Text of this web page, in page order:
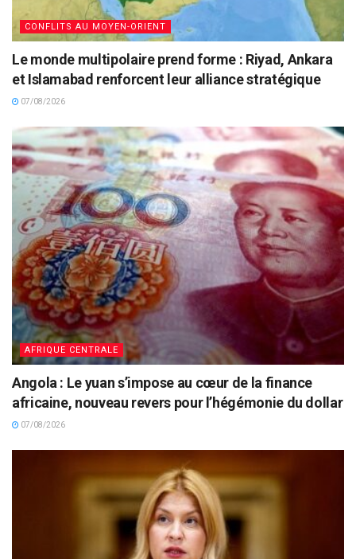
CONFLITS AU MOYEN-ORIENT
Le monde multipolaire prend forme : Riyad, Ankara
et Islamabad renforcent leur alliance stratégique
07/08/2026
AFRIQUE CENTRALE
Angola : Le yuan s’impose au cœur de la finance
africaine, nouveau revers pour l’hégémonie du dollar
07/08/2026